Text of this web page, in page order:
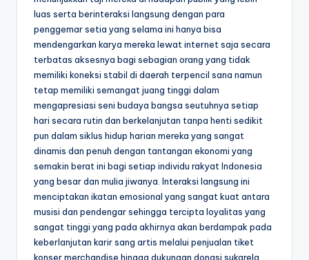
luas serta berinteraksi langsung dengan para
penggemar setia yang selama ini hanya bisa
mendengarkan karya mereka lewat internet saja secara
terbatas aksesnya bagi sebagian orang yang tidak
memiliki koneksi stabil di daerah terpencil sana namun
tetap memiliki semangat juang tinggi dalam
mengapresiasi seni budaya bangsa seutuhnya setiap
hari secara rutin dan berkelanjutan tanpa henti sedikit
pun dalam siklus hidup harian mereka yang sangat
dinamis dan penuh dengan tantangan ekonomi yang
semakin berat ini bagi setiap individu rakyat Indonesia
yang besar dan mulia jiwanya. Interaksi langsung ini
menciptakan ikatan emosional yang sangat kuat antara
musisi dan pendengar sehingga tercipta loyalitas yang
sangat tinggi yang pada akhirnya akan berdampak pada
keberlanjutan karir sang artis melalui penjualan tiket
konser merchandise hingga dukungan donasi sukarela